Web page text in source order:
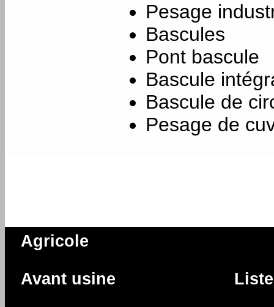
Pesage
Bascules
Pont bascule
Bascule
Bascule de
Pesage de
Agricole
Avant usine